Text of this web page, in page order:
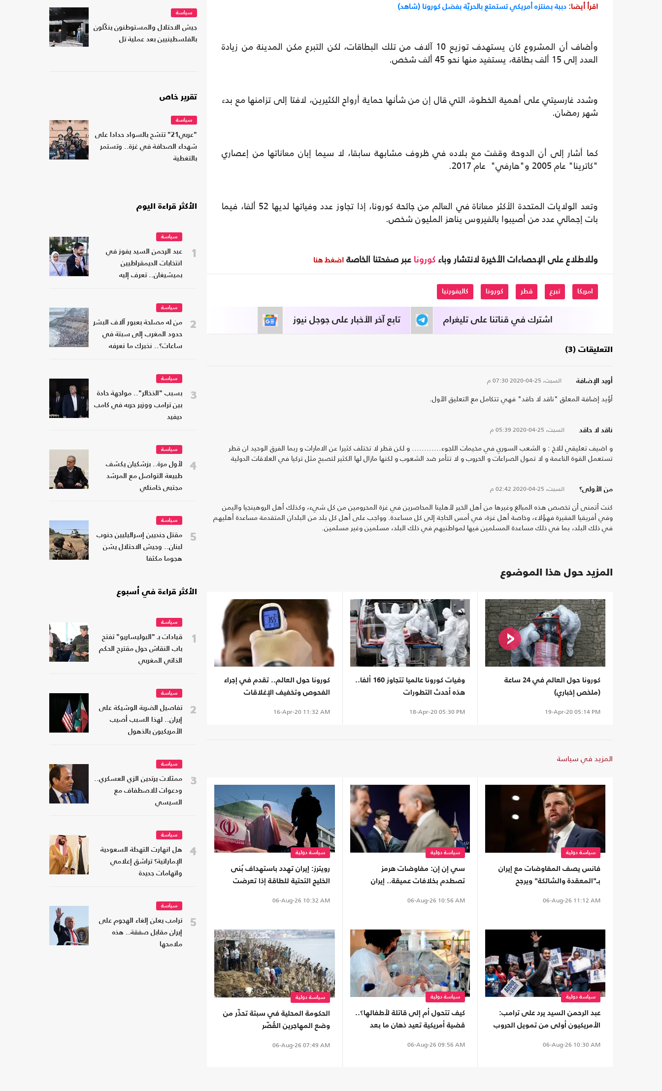
اقرأ أيضا: دببة بمنتزه أمريكي تستمتع بالحريّة بفضل كورونا (شاهد)
وأضاف أن المشروع كان يستهدف توزيع 10 آلاف من تلك البطاقات، لكن التبرع مكن المدينة من زيادة
العدد إلى 15 ألف بطاقة، يستفيد منها نحو 45 ألف شخص.
وشدد غارسيتي على أهمية الخطوة، التي قال إن من شأنها حماية أرواح الكثيرين، لافتا إلى تزامنها مع بدء
شهر رمضان.
كما أشار إلى أن الدوحة وقفت مع بلاده في ظروف مشابهة سابقا، لا سيما إبان معاناتها من إعصاري
"كاترينا" عام 2005 و"هارفي" عام 2017.
وتعد الولايات المتحدة الأكثر معاناة في العالم من جائحة كورونا، إذا تجاوز عدد وفياتها لديها 52 ألفا، فيما
بات إجمالي عدد من أصيبوا بالفيروس يناهز المليون شخص.
وللاطلاع على الإحصاءات الأخيرة لانتشار وباء كورونا عبر صفحتنا الخاصة اضغط هنا
امريكا تبرع قطر كورونا كاليفورنيا
تابع آخر الأخبار على جوجل نيوز اشترك في قناتنا على تليغرام
التعليقات (3)
أويد الإضافة السبت، 25-04-2020 07:30 م
أؤيد إضافة المعلق "ناقد لا حاقد" فهي تتكامل مع التعليق الأول.
ناقد لا حاقد السبت، 25-04-2020 05:39 م
و اضيف تعليقي للاخ : و الشعب السوري في مخيمات اللجوء............ و لكن قطر لا تختلف كثيرا عن الامارات و ربما الفرق الوحيد ان قطر
تستعمل القوة الناعمة و لا تمول الصراعات و الحروب و لا تتأمر ضد الشعوب و لكنها مازال لها الكثير لتصبح مثل تركيا في العلاقات الدولية
من الأولى؟ السبت، 25-04-2020 02:42 م
كنت أتمنى أن تخصص هذه المبالغ وغيرها من أهل الخير لأهلينا المحاصرين في غزة المحرومين من كل شيء، وكذلك أهل الروهينجيا واليمن
وفي أفريقيا الفقيرة فهؤلاء، وخاصة أهل غزة، في أمس الحاجة إلى كل مساعدة. وواجب على أهل كل بلد من البلدان المتقدمة مساعدة أهليهم
في ذلك البلد، بما في ذلك مساعدة المسلمين فيها لمواطنيهم في ذلك البلد، مسلمين وغير مسلمين.
المزيد حول هذا الموضوع
كورونا حول العالم في 24 ساعة
(ملخص إخباري)
19-Apr-20 05:14 PM
وفيات كورونا عالميا تتجاوز 160 ألفا..
هذه أحدث التطورات
18-Apr-20 05:30 PM
كورونا حول العالم.. تقدم في إجراء
الفحوص وتخفيف الإغلاقات
16-Apr-20 11:32 AM
المزيد في سياسة
سياسة دولية
فانس يصف المفاوضات مع إيران
بـ"المعقدة والشائكة" ويرجح
06-Aug-26 11:12 AM
سياسة دولية
سي إن إن: مفاوضات هرمز
تصطدم بخلافات عميقة.. إيران
06-Aug-26 10:56 AM
سياسة دولية
رويترز: إيران تهدد باستهداف بُنى
الخليج التحتية للطاقة إذا تعرضت
06-Aug-26 10:32 AM
سياسة دولية
عبد الرحمن السيد يرد على ترامب:
الأمريكيون أولى من تمويل الحروب
06-Aug-26 10:30 AM
سياسة دولية
كيف تتحول أم إلى قاتلة لأطفالها؟..
قضية أمريكية تعيد ذهان ما بعد
06-Aug-26 09:56 AM
سياسة دولية
الحكومة المحلية في سبتة تحذّر من
وضع المهاجرين القُصّر
06-Aug-26 07:49 AM
سياسة
جيش الاحتلال والمستوطنون ينكّلون
بالفلسطينيين بعد عملية تل
تقرير خاص
سياسة
"عربي21" تتشح بالسواد حدادا على
شهداء الصحافة في غزة.. وتستمر
بالتغطية
الأكثر قراءة اليوم
1
سياسة
عبد الرحمن السيد يفوز في
انتخابات الديمقراطيين
بميشيغان.. تعرف إليه
2
سياسة
من له مصلحة بعبور آلاف البشر
حدود المغرب إلى سبتة في
ساعات؟.. نخبرك ما نعرفه
3
سياسة
بسبب "الذخائر".. مواجهة حادة
بين ترامب ووزير حربه في كامب
ديفيد
4
سياسة
لأول مرة.. بزشكيان يكشف
طبيعة التواصل مع المرشد
مجتبى خامنئي
5
سياسة
مقتل جنديين إسرائيليين جنوب
لبنان.. وجيش الاحتلال يشن
هجوما مكثفا
الأكثر قراءة في أسبوع
1
سياسة
قيادات بـ "البوليساريو" تفتح
باب النقاش حول مقترح الحكم
الذاتي المغربي
2
سياسة
تفاصيل الضربة الوشيكة على
إيران.. لهذا السبب أصيب
الأمريكيون بالذهول
3
سياسة
ممثلات يرتدين الزي العسكري..
ودعوات للاصطفاف مع
السيسي
4
سياسة
هل انهارت التهدئة السعودية
الإماراتية؟ تراشق إعلامي
واتهامات جديدة
5
سياسة
ترامب يعلن إلغاء الهجوم على
إيران مقابل صفقة.. هذه
ملامحها